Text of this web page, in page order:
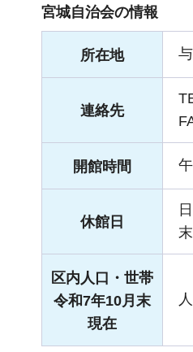
宮城自治会の情報
所在地
連絡先
開館時間
休館日
区内人口・世帯
令和7年10月末
現在